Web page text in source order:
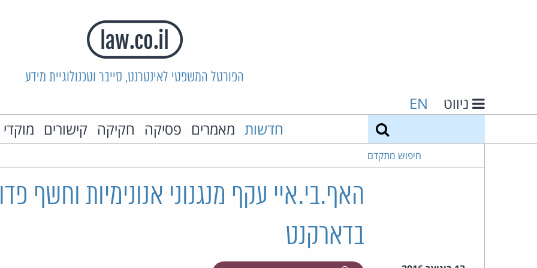
הפורטל המשפטי לאינטרנט, סייבר וטכנולוגיית מידע
ניווט EN
חדשות מאמרים פסיקה חקיקה קישורים
חיפוש מתקדם
האף.בי.איי עקף מנגנוני אנונימיות וחשף
בדארקנט